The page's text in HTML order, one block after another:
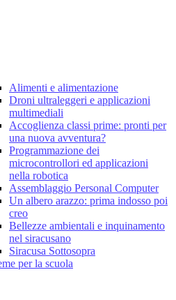
Alimenti e alimentazione
Droni ultraleggeri e applicazioni
multimediali
Accoglienza classi prime: pronti per
una nuova avventura?
Programmazione dei
microcontrollori ed applicazioni
nella robotica
Assemblaggio Personal Computer
Un albero arazzo: prima indosso poi
creo
Bellezze ambientali e inquinamento
nel siracusano
Siracusa Sottosopra
per la scuola